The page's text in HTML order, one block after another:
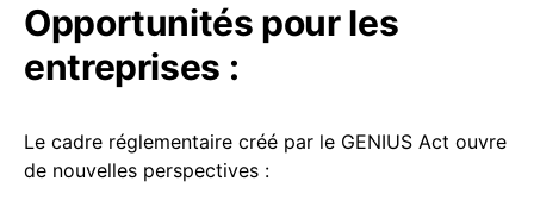
Opportunités pour les
entreprises :
Le cadre réglementaire créé par le GENIUS Act ouvre
de nouvelles perspectives :